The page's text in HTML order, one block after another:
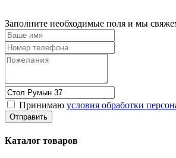
Заполните необходимые поля и мы
Принимаю условия обработки
Каталог товаров